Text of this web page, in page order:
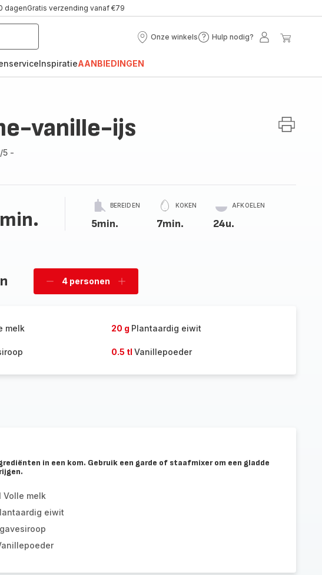
dagenGratis verzending vanaf €79
Onze winkels
Onze
Hulp nodig?
Hulp
Mijn
InspiratieAANBIEDINGEN
vanille-ijs
/5 -
BEREIDEN
5min.
KOKEN
7min.
AFKOELEN
24u.
Verwijder
4 personen
Voeg
melk 20 g Plantaardig eiwit
0.5 tl Vanillepoeder
in een kom. Gebruik een garde of staafmixer om een gladde
Volle melk
eiwit